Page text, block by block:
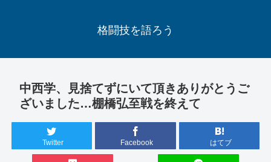
格闘技を語ろう
中西学、見捨てずにいて頂きありがとうご
ざいました…棚橋弘至戦を終えて
Twitter Facebook はてブ